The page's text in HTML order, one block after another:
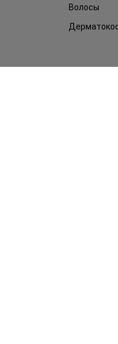
Волосы